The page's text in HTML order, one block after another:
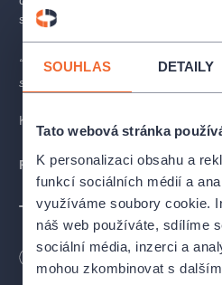
SOUHLAS DETAILY
Tato webová stránka
K personalizaci obsahu a
funkcí sociálních médií a
využíváme soubory cookie.
náš web používáte, sdílíme
sociální média, inzerci a
mohou zkombinovat s
starostliví příbuzní a Pavel Nový v
“Život je krátký, konec strašný,
srandu.”
Komedie z důchoďáku na pomezí
Premiéra:25. dubna 2025
TVŮRCI A OBSAZENÍ
Režie:Petr Vacek
Dramaturgie:Pavla Nohýnková
minut